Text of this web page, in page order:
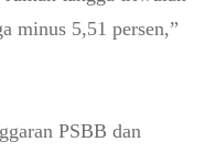
minus 5,51 persen,”
PSBB dan